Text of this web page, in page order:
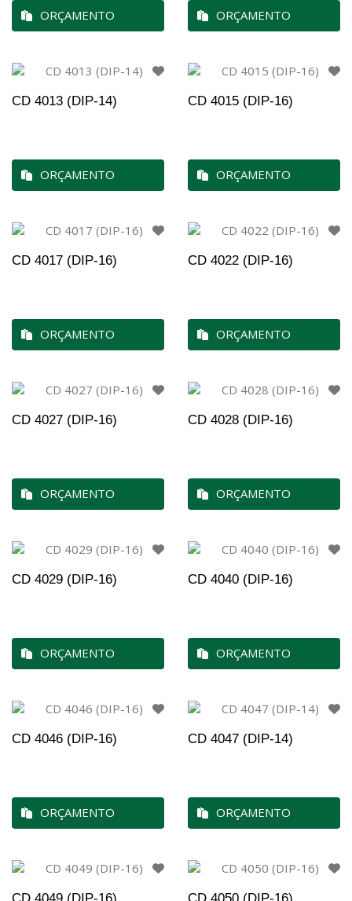
ORÇAMENTO ORÇAMENTO
CD 4013 (DIP-14)
ORÇAMENTO
CD 4015 (DIP-16)
ORÇAMENTO
CD 4017 (DIP-16)
ORÇAMENTO
CD 4022 (DIP-16)
ORÇAMENTO
CD 4027 (DIP-16)
ORÇAMENTO
CD 4028 (DIP-16)
ORÇAMENTO
CD 4029 (DIP-16)
ORÇAMENTO
CD 4040 (DIP-16)
ORÇAMENTO
CD 4046 (DIP-16)
ORÇAMENTO
CD 4047 (DIP-14)
ORÇAMENTO